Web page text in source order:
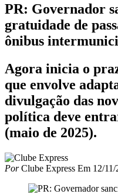
PR: Governador
gratuidade de
ônibus
Agora inicia o
que envolve
divulgação das
política deve
(maio de 2025).
PorClube Express Em 12/